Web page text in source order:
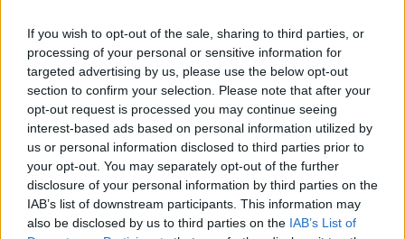
If you wish to opt-out of the sale, sharing to third parties, or
processing of your personal or sensitive information for
targeted advertising by us, please use the below opt-out
section to confirm your selection. Please note that after your
opt-out request is processed you may continue seeing
interest-based ads based on personal information utilized by
us or personal information disclosed to third parties prior to
your opt-out. You may separately opt-out of the further
disclosure of your personal information by third parties on the
IAB’s list of downstream participants. This information may
also be disclosed by us to third parties on the IAB’s List of
Βίντεο: Έδωσαν και «Όσκαρ» πιο σύντομου
ευχαριστήριου λόγου με δώρο ένα... τζετ σκι
Το παρουσίασε η ακομπλεξάριστη Έλεν Μίρεν
05.03.2018, 07:21 1